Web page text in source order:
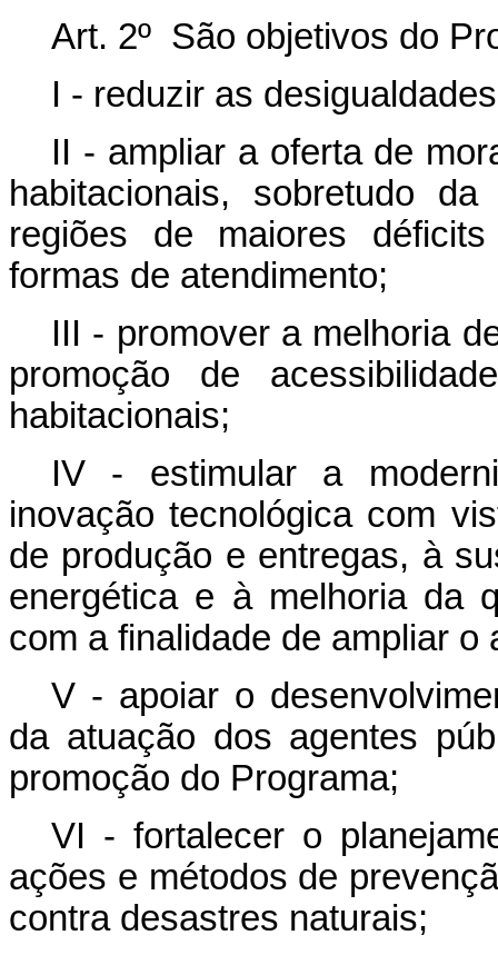
Art. 2º São objetivos do
I - reduzir as
II - ampliar a oferta de
habitacionais, sobretudo
regiões de maiores
formas de atendimento;
III - promover a melhoria
promoção de
habitacionais;
IV - estimular a
inovação tecnológica com
de produção e entregas, à
energética e à melhoria da
com a finalidade de ampliar o
V - apoiar o
da atuação dos agentes
promoção do Programa;
VI - fortalecer o
ações e métodos de
contra desastres naturais;